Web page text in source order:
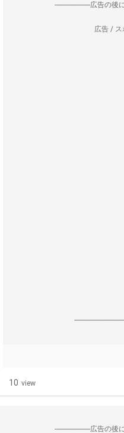
--------------------広告の後
広告 / ス
10 view
--------------------広告の後